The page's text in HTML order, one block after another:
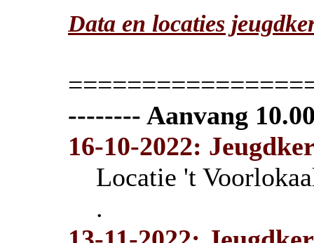
Data en locaties
-------- Aanvang
16-10-2022:
Locatie 't
.